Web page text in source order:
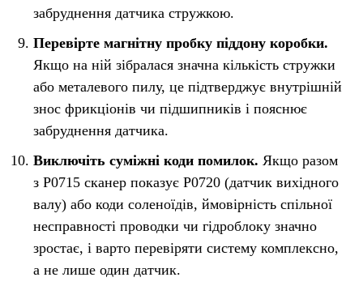
забруднення датчика стружкою.
Перевірте магнітну пробку піддону коробки.
Якщо на ній зібралася значна кількість стружки
або металевого пилу, це підтверджує внутрішній
знос фрикціонів чи підшипників і пояснює
забруднення датчика.
Виключіть суміжні коди помилок. Якщо разом
з P0715 сканер показує P0720 (датчик вихідного
валу) або коди соленоїдів, ймовірність спільної
несправності проводки чи гідроблоку значно
зростає, і варто перевіряти систему комплексно,
а не лише один датчик.